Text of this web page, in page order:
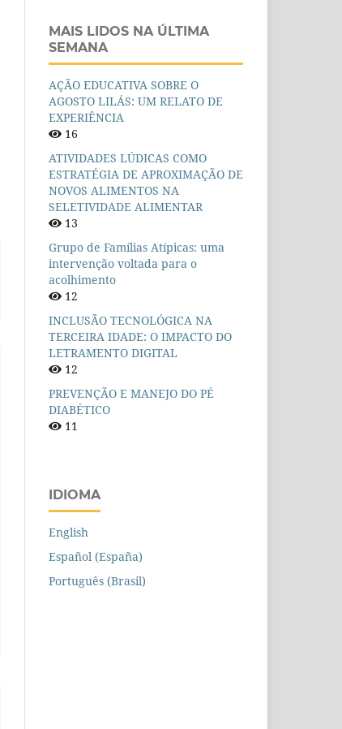
MAIS LIDOS NA ÚLTIMA
SEMANA
AÇÃO EDUCATIVA SOBRE O
AGOSTO LILÁS: UM RELATO DE
EXPERIÊNCIA
16
ATIVIDADES LÚDICAS COMO
ESTRATÉGIA DE APROXIMAÇÃO DE
NOVOS ALIMENTOS NA
SELETIVIDADE ALIMENTAR
13
Grupo de Famílias Atípicas: uma
intervenção voltada para o
acolhimento
12
INCLUSÃO TECNOLÓGICA NA
TERCEIRA IDADE: O IMPACTO DO
LETRAMENTO DIGITAL
12
PREVENÇÃO E MANEJO DO PÉ
DIABÉTICO
11
IDIOMA
English
Español (España)
Português (Brasil)